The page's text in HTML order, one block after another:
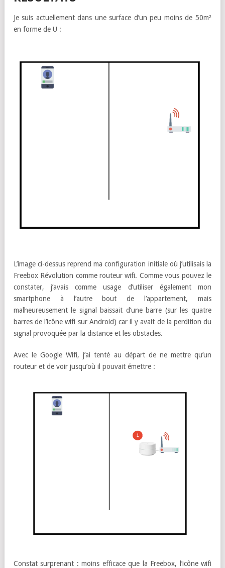
Je suis actuellement dans une surface d’un peu moins de 50m²
en forme de U :
L’image ci-dessus reprend ma configuration initiale où j’utilisais la
Freebox Révolution comme routeur wifi. Comme vous pouvez le
constater, j’avais comme usage d’utiliser également mon
smartphone à l’autre bout de l’appartement, mais
malheureusement le signal baissait d’une barre (sur les quatre
barres de l’icône wifi sur Android) car il y avait de la perdition du
signal provoquée par la distance et les obstacles.
Avec le Google Wifi, j’ai tenté au départ de ne mettre qu’un
routeur et de voir jusqu’où il pouvait émettre :
Constat surprenant : moins efficace que la Freebox, l’icône wifi